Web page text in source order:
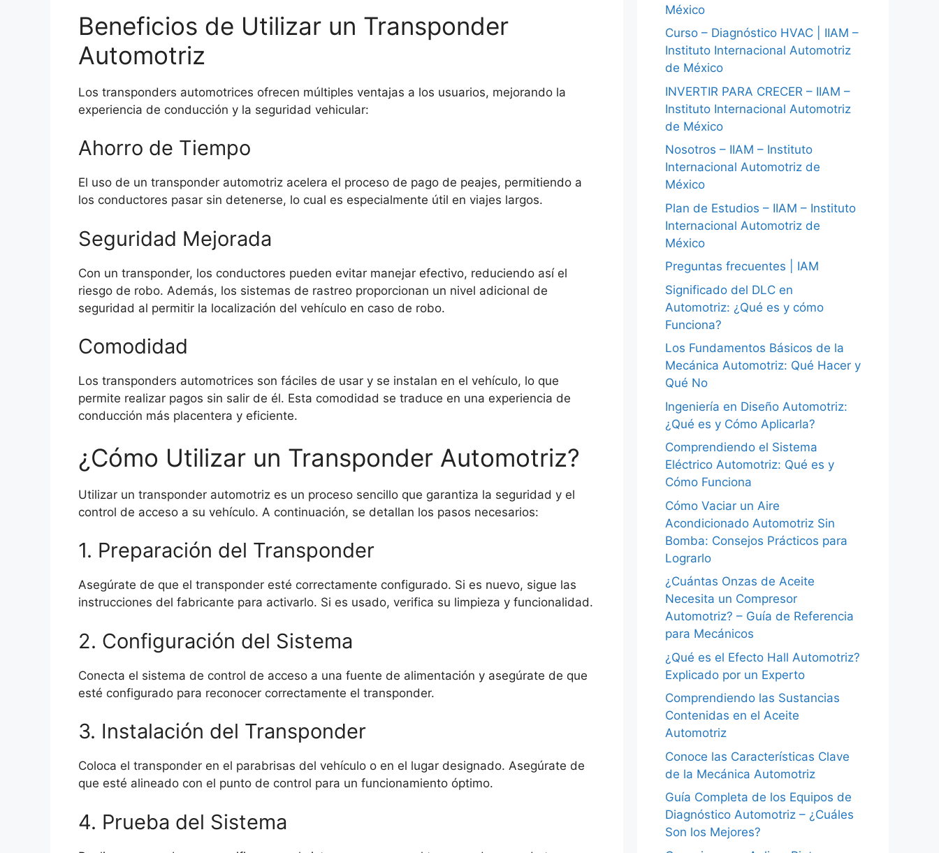
Beneficios de Utilizar un Transponder
Automotriz
Los transponders automotrices ofrecen múltiples ventajas a los usuarios, mejorando la
experiencia de conducción y la seguridad vehicular:
Ahorro de Tiempo
El uso de un transponder automotriz acelera el proceso de pago de peajes, permitiendo a
los conductores pasar sin detenerse, lo cual es especialmente útil en viajes largos.
Seguridad Mejorada
Con un transponder, los conductores pueden evitar manejar efectivo, reduciendo así el
riesgo de robo. Además, los sistemas de rastreo proporcionan un nivel adicional de
seguridad al permitir la localización del vehículo en caso de robo.
Comodidad
Los transponders automotrices son fáciles de usar y se instalan en el vehículo, lo que
permite realizar pagos sin salir de él. Esta comodidad se traduce en una experiencia de
conducción más placentera y eficiente.
¿Cómo Utilizar un Transponder Automotriz?
Utilizar un transponder automotriz es un proceso sencillo que garantiza la seguridad y el
control de acceso a su vehículo. A continuación, se detallan los pasos necesarios:
1. Preparación del Transponder
Asegúrate de que el transponder esté correctamente configurado. Si es nuevo, sigue las
instrucciones del fabricante para activarlo. Si es usado, verifica su limpieza y funcionalidad.
2. Configuración del Sistema
Conecta el sistema de control de acceso a una fuente de alimentación y asegúrate de que
esté configurado para reconocer correctamente el transponder.
3. Instalación del Transponder
Coloca el transponder en el parabrisas del vehículo o en el lugar designado. Asegúrate de
que esté alineado con el punto de control para un funcionamiento óptimo.
4. Prueba del Sistema
México
Curso – Diagnóstico HVAC | IIAM –
Instituto Internacional Automotriz
de México
INVERTIR PARA CRECER – IIAM –
Instituto Internacional Automotriz
de México
Nosotros – IIAM – Instituto
Internacional Automotriz de
México
Plan de Estudios – IIAM – Instituto
Internacional Automotriz de
México
Preguntas frecuentes | IAM
Significado del DLC en
Automotriz: ¿Qué es y cómo
Funciona?
Los Fundamentos Básicos de la
Mecánica Automotriz: Qué Hacer y
Qué No
Ingeniería en Diseño Automotriz:
¿Qué es y Cómo Aplicarla?
Comprendiendo el Sistema
Eléctrico Automotriz: Qué es y
Cómo Funciona
Cómo Vaciar un Aire
Acondicionado Automotriz Sin
Bomba: Consejos Prácticos para
Lograrlo
¿Cuántas Onzas de Aceite
Necesita un Compresor
Automotriz? – Guía de Referencia
para Mecánicos
¿Qué es el Efecto Hall Automotriz?
Explicado por un Experto
Comprendiendo las Sustancias
Contenidas en el Aceite
Automotriz
Conoce las Características Clave
de la Mecánica Automotriz
Guía Completa de los Equipos de
Diagnóstico Automotriz – ¿Cuáles
Son los Mejores?